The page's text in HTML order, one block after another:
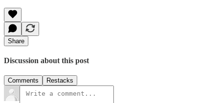
Share
Discussion about this post
Comments Restacks